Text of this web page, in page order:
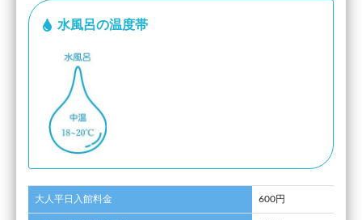
水風呂の温度帯
大人平日入館料金 600円